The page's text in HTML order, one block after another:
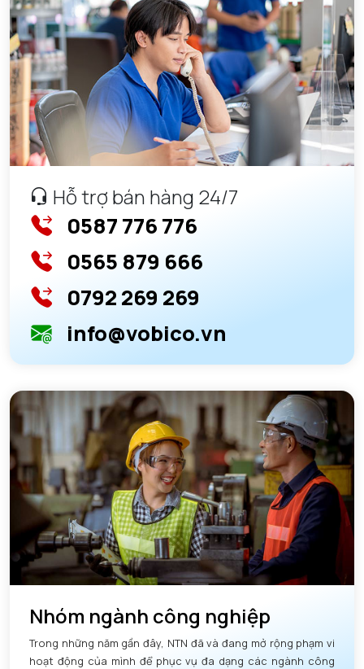
Hỗ trợ bán hàng 24/7
0587 776 776
0565 879 666
0792 269 269
info@vobico.vn
Nhóm ngành công nghiệp
Trong những năm gần đây, NTN đã và đang mở rộng phạm vi
hoạt động của mình để phục vụ đa dạng các ngành công